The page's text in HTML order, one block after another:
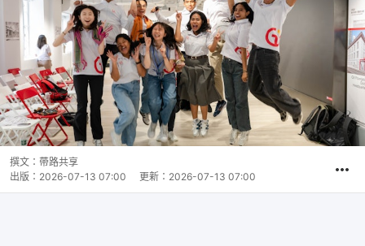
撰文： 帶路共享
出版： 2026-07-13 07:00 更新： 2026-07-13 07:00